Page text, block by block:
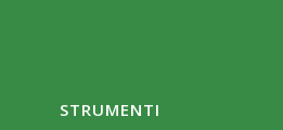
STRUMENTI